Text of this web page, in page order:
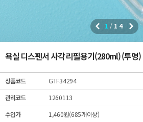
1 / 14
욕실 디스펜서 사각 리필용기(280ml) (투명)
상품코드
GTF34294
관리코드
1260113
수입가
1,460원(685개이상)